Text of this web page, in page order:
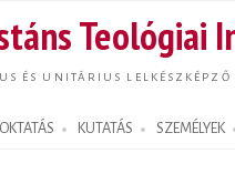
Teológiai
ÉS UNITÁRIUS LELKÉSZKÉPZŐ
OKTATÁS KUTATÁS SZEMÉLYEK